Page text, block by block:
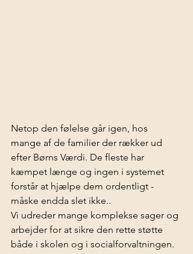
Netop den følelse går igen, hos
mange af de familier der rækker ud
efter Børns Værdi. De fleste har
kæmpet længe og ingen i systemet
forstår at hjælpe dem ordentligt -
måske endda slet ikke..
Vi udreder mange komplekse sager og
arbejder for at sikre den rette støtte
både i skolen og i socialforvaltningen.